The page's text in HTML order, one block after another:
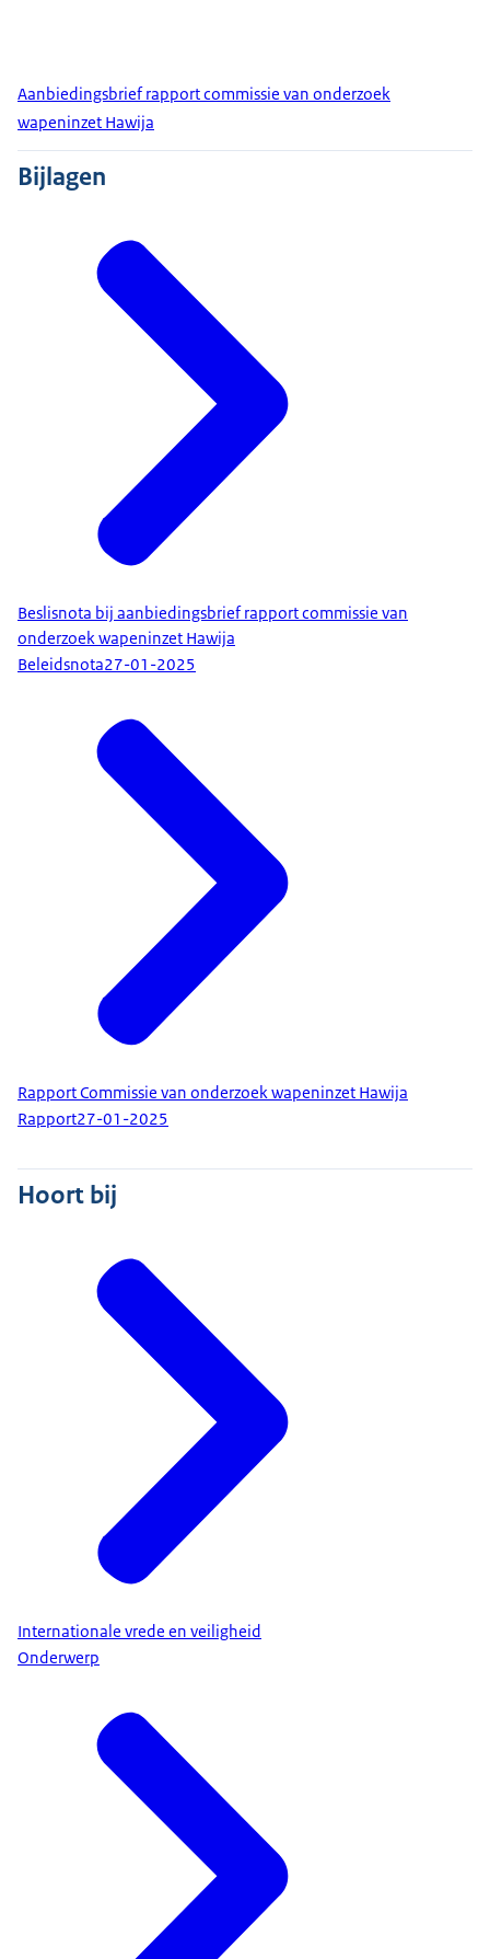
Aanbiedingsbrief rapport commissie van onderzoek
wapeninzet Hawija
Bijlagen
Beslisnota bij aanbiedingsbrief rapport commissie van
onderzoek wapeninzet Hawija
Beleidsnota27-01-2025
Rapport Commissie van onderzoek wapeninzet Hawija
Rapport27-01-2025
Hoort bij
Internationale vrede en veiligheid
Onderwerp